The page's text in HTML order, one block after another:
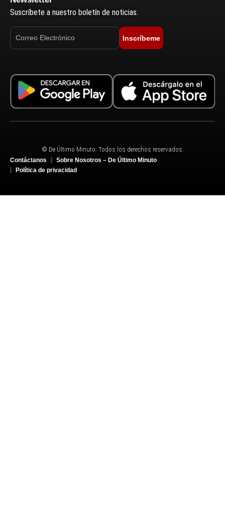
Suscríbete a nuestro boletín de noticias.
Inscríbeme
© De Último Minuto. Todos los derechos reservados.
Contáctanos
Sobre Nosotros – De Último Minuto
Política de privacidad